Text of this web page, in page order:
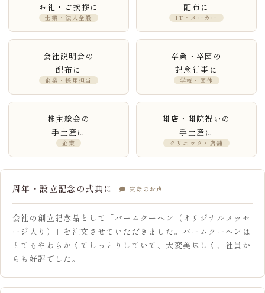
お礼・ご挨拶に
士業・法人全般
配布に
IT・メーカー
会社説明会の
配布に
企業・採用担当
卒業・卒団の
記念行事に
学校・団体
株主総会の
手土産に
企業
開店・開院祝いの
手土産に
クリニック・店舗
周年・設立記念の式典に 実際のお声
会社の創立記念品として「バームクーヘン（オリジナルメッセ
ージ入り）」を注文させていただきました。バームクーヘンは
とてもやわらかくてしっとりしていて、大変美味しく、社員か
らも好評でした。